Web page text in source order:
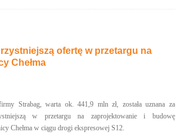
ofertę w przetargu na
Chełma
Strabag, warta ok. 441,9 mln zł, została uznana za
w przetargu na zaprojektowanie i budowę
Chełma w ciągu drogi ekspresowej S12.